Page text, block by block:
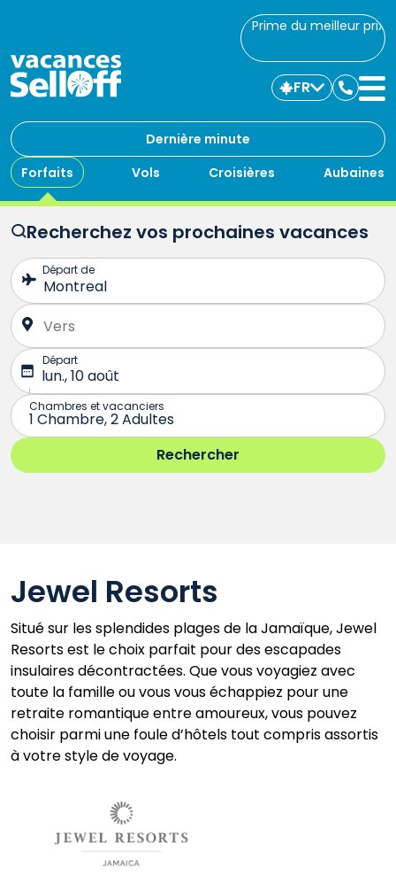
Prime du meilleur prix
Dernière minute
Forfaits
Vols Croisières Aubaines
FR
avec
Recherchez vos prochaines vacances
Jewel Resorts
Situé sur les splendides plages de la Jamaïque, Jewel
Resorts est le choix parfait pour des escapades
insulaires décontractées. Que vous voyagiez avec
toute la famille ou vous vous échappiez pour une
retraite romantique entre amoureux, vous pouvez
choisir parmi une foule d’hôtels tout compris assortis
à votre style de voyage.